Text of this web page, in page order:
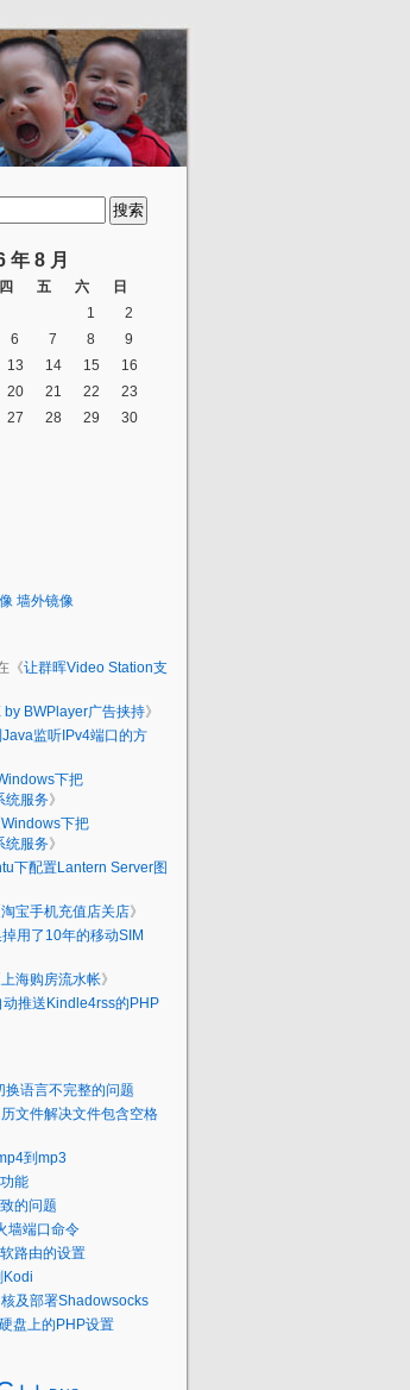
年 8 月
四 五 六
日
1
2
6 7 8
9
13 14 15
16
20 21 22
23
27 28 29
30
墙外镜像
《让群晖Video Station支
by BWPlayer广告挟持》
监听IPv4端口的方
下把
统服务》
Windows下把
统服务》
下配置Lantern Server图
淘宝手机充值店关店》
用了10年的移动SIM
上海购房流水帐》
动推送Kindle4rss的PHP
语言不完整的问题
文件解决文件包含空格
到mp3
能
的问题
墙端口命令
路由的设置
Kodi
及部署Shadowsocks
盘上的PHP设置